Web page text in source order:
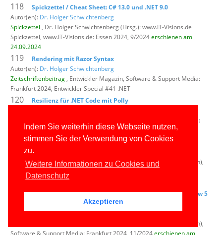
Indem Sie weiterhin diese Webseite nutzen,
stimmen Sie der Verwendung von Cookies
zu.
Weitere Informationen zu Cookies und
Datenschutz
Akzeptieren
118
Spickzettel / Cheat Sheet: C# 13.0 und .NET 9.0
Autor(en): Dr. Holger Schwichtenberg
Spickzettel , Dr. Holger Schwichtenberg (Hrsg.): www.IT-Visions.de
Spickzettel, www.IT-Visions.de: Essen 2024, 9/2024erschienen am
24.09.2024
119
Rendering mit Razor Syntax
Autor(en): Dr. Holger Schwichtenberg
Zeitschriftenbeitrag , Entwickler Magazin, Software & Support Media:
Frankfurt 2024, Entwickler Special #41 .NET
120
Resilienz für .NET Code mit Polly
Software & Support Media:
Frankfurt 2024, Entwickler Special #41 .NET
121F# Cheat Sheet
Autor(en): Oliver Sturm und
Zeitschriftenbeitrag, Windows Developer (vormals: dot.NET Magazin),
Software & Support Media: Frankfurt 2024, 11/2024
04.10.2024
122Viele kleine Neuerungen: Neuerungen in .NET 9.0 Preview 5
Autor(en):Dr. Holger Schwichtenberg
, Windows Developer (vormals: dot.NET Magazin),
Software & Support Media: Frankfurt 2024, 11/2024erschienen am